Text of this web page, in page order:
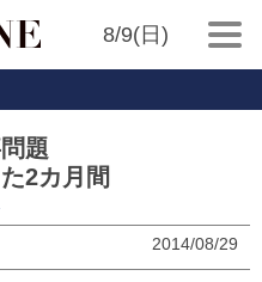
8/9(日)
題
2カ月間
2014/08/29